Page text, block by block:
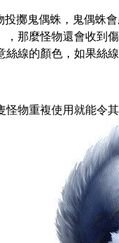
投擲鬼偶蛛，鬼偶蛛
那麼怪物還會收到
絲線的顏色，如果絲
物重複使用就能令